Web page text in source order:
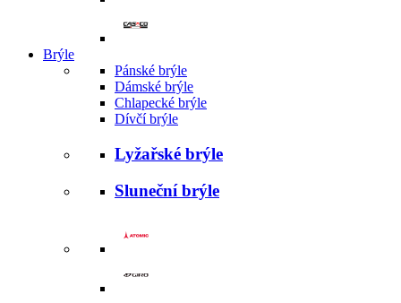
Brýle
Pánské brýle
Dámské brýle
Chlapecké brýle
Dívčí brýle
Lyžařské brýle
Sluneční brýle